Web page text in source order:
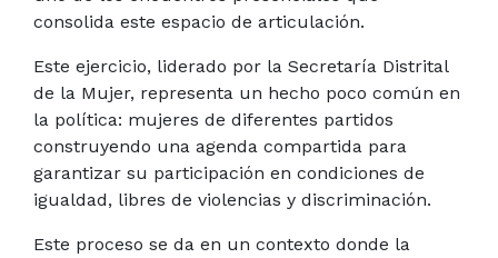
consolida este espacio de articulación.
Este ejercicio, liderado por la Secretaría Distrital
de la Mujer, representa un hecho poco común en
la política: mujeres de diferentes partidos
construyendo una agenda compartida para
garantizar su participación en condiciones de
igualdad, libres de violencias y discriminación.
Este proceso se da en un contexto donde la